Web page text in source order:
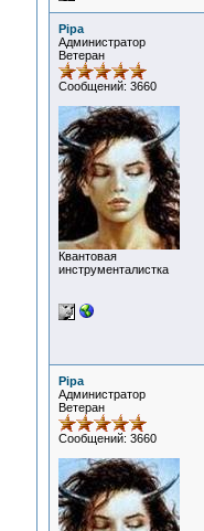
Pipa
Администратор
Ветеран
Сообщений: 3660
Квантовая
инструменталистка
Pipa
Администратор
Ветеран
Сообщений: 3660